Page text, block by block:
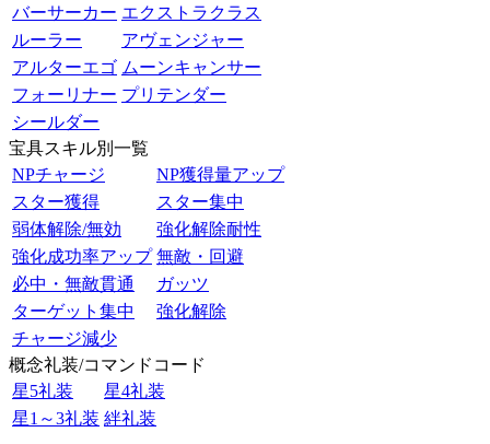
バーサーカー エクストラクラス
ルーラー
アヴェンジャー
アルターエゴ ムーンキャンサー
フォーリナー プリテンダー
シールダー
宝具スキル別一覧
NPチャージ
NP獲得量アップ
スター獲得
スター集中
弱体解除/無効
強化解除耐性
強化成功率アップ 無敵・回避
必中・無敵貫通
ガッツ
ターゲット集中
強化解除
チャージ減少
概念礼装/コマンドコード
星5礼装
星4礼装
星1～3礼装 絆礼装